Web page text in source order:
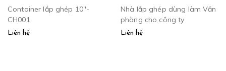
Container lắp ghép 10''-
CH001
Liên hệ
Nhà lắp ghép dùng làm Văn
phòng cho công ty
Liên hệ